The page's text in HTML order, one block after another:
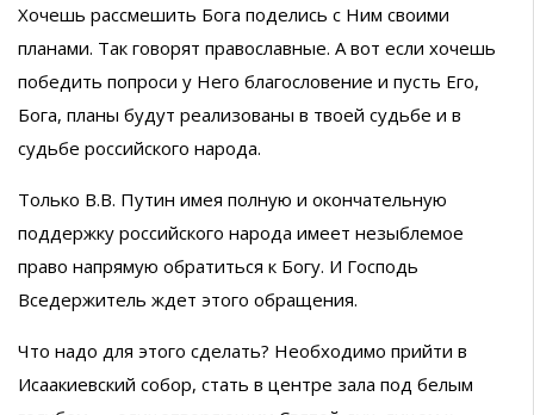
Хочешь рассмешить Бога поделись с Ним своими
планами. Так говорят православные. А вот если хочешь
победить попроси у Него благословение и пусть Его,
Бога, планы будут реализованы в твоей судьбе и в
судьбе российского народа.
Только В.В. Путин имея полную и окончательную
поддержку российского народа имеет незыблемое
право напрямую обратиться к Богу. И Господь
Вседержитель ждет этого обращения.
Что надо для этого сделать? Необходимо прийти в
Исаакиевский собор, стать в центре зала под белым